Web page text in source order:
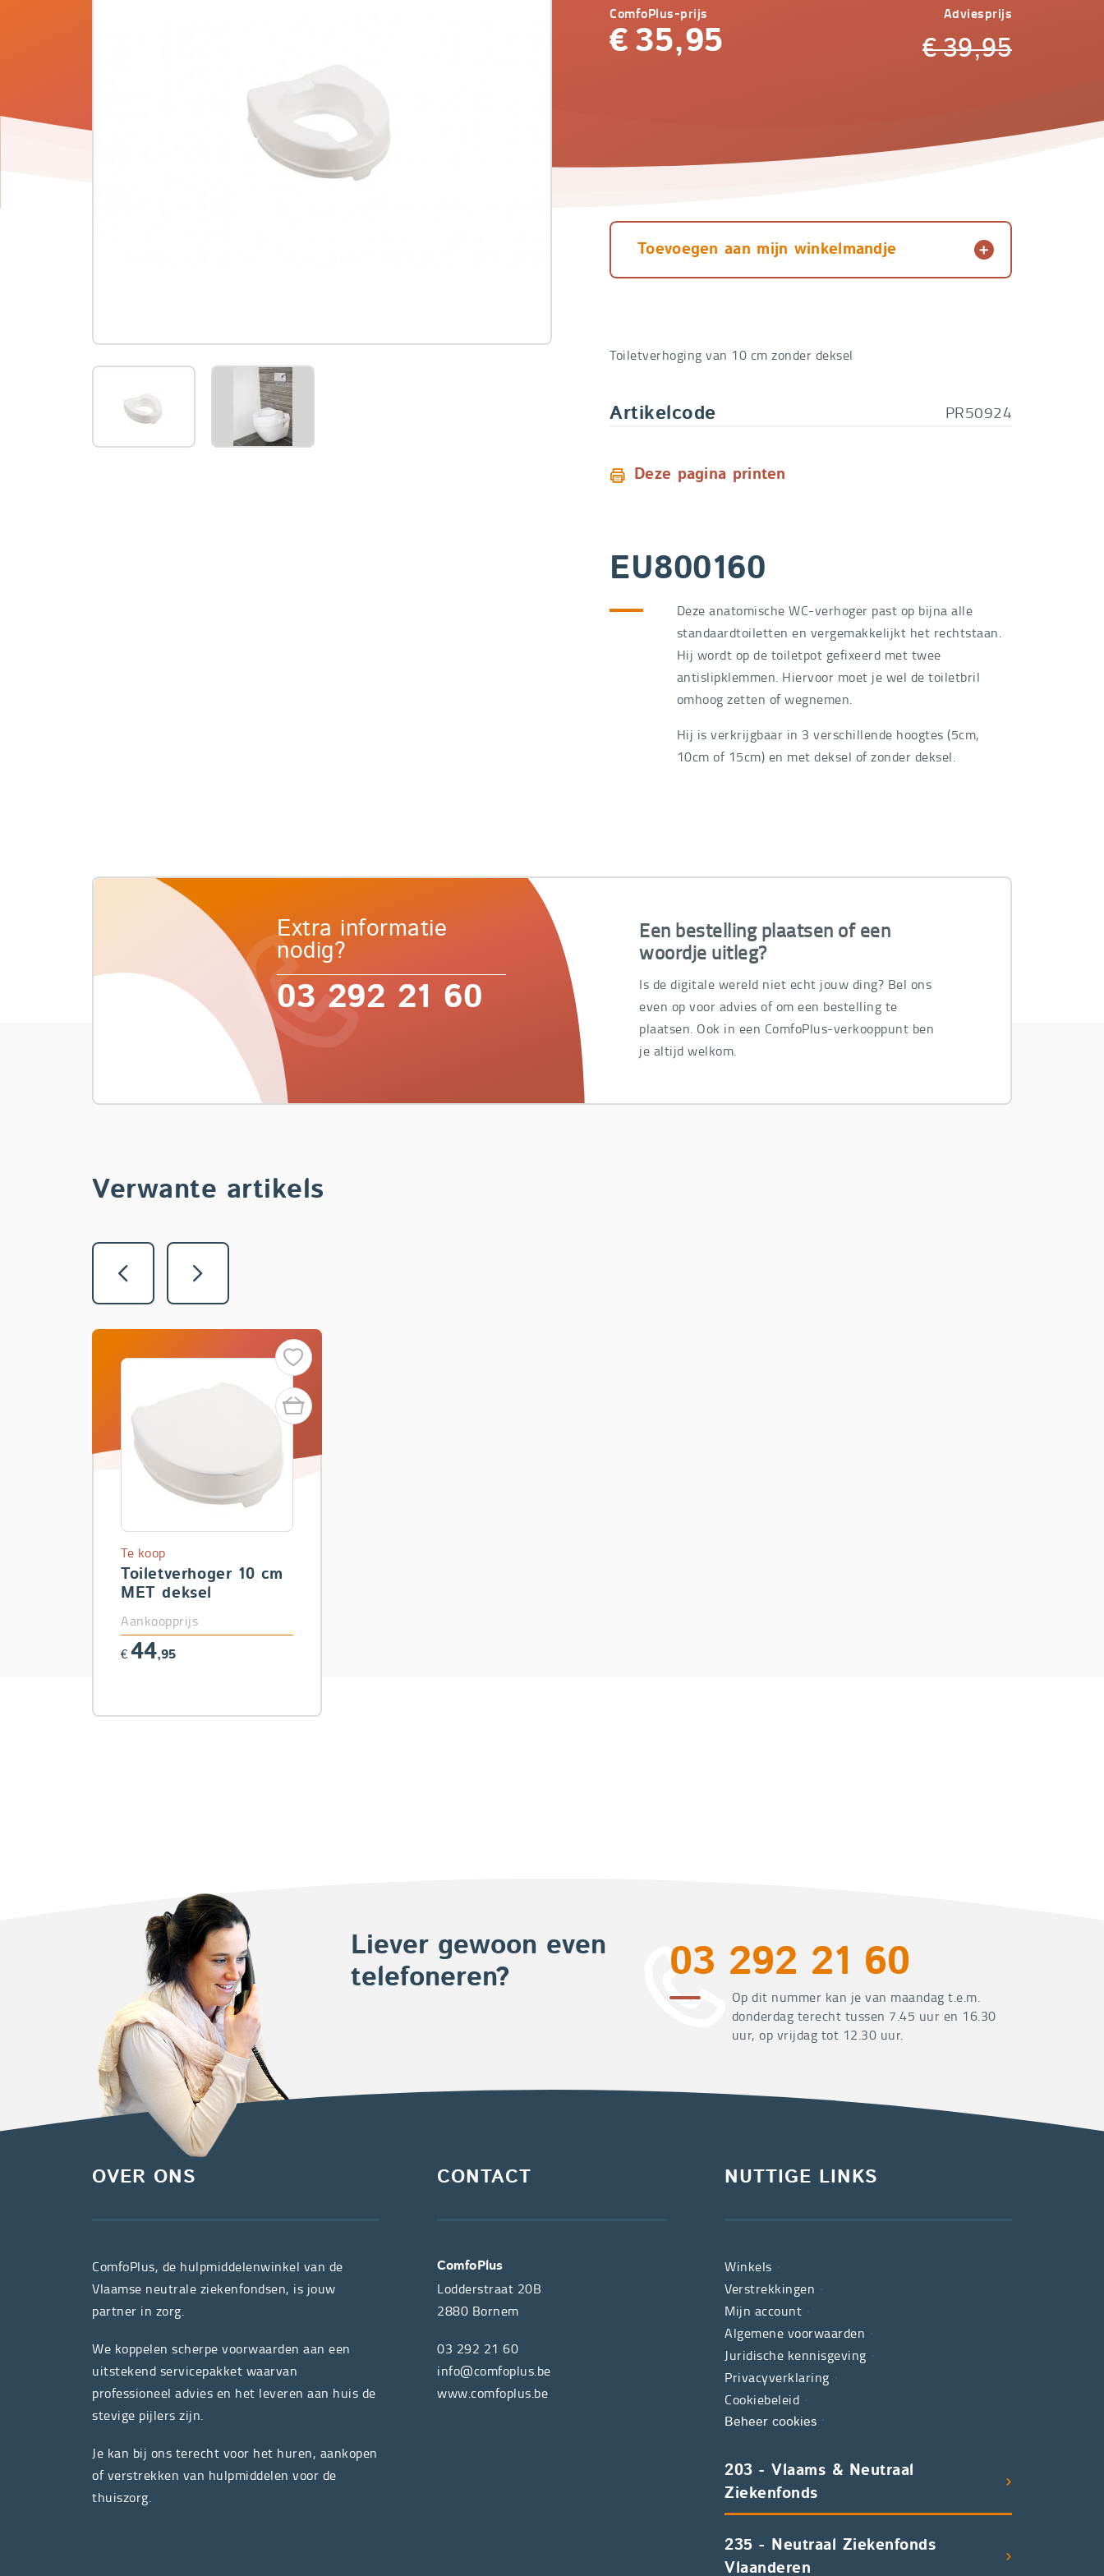
ComfoPlus-prijs
€ 35,95
Adviesprijs
€39,95
Toiletverhoger
10
cm
ZND
Toevoegen aan mijn winkelmandje
Toiletverhoging van 10 cm zonder deksel
Artikelcode PR50924
Deze pagina printen
EU800160
Deze anatomische WC-verhoger past op bijna alle
standaardtoiletten en vergemakkelijkt het rechtstaan.
Hij wordt op de toiletpot gefixeerd met twee
antislipklemmen. Hiervoor moet je wel de toiletbril
omhoog zetten of wegnemen.
Hij is verkrijgbaar in 3 verschillende hoogtes (5cm,
10cm of 15cm) en met deksel of zonder deksel.
Extra informatie
nodig?
03 292 21 60
Een bestelling plaatsen of een
woordje uitleg?
Is de digitale wereld niet echt jouw ding? Bel ons
even op voor advies of om een bestelling te
plaatsen. Ook in een ComfoPlus-verkooppunt ben
je altijd welkom.
Verwante artikels
Vorige Volgende
Toiletverhoger 10 cm
MET deksel
Te koop
Aankoopprijs
€ 44,95
Liever gewoon even
telefoneren?
03 292 21 60
Op dit nummer kan je van maandag t.e.m.
donderdag terecht tussen 7.45 uur en 16.30
uur, op vrijdag tot 12.30 uur.
OVER ONS
ComfoPlus, de hulpmiddelenwinkel van de
Vlaamse neutrale ziekenfondsen, is jouw
partner in zorg.
We koppelen scherpe voorwaarden aan een
uitstekend servicepakket waarvan
professioneel advies en het leveren aan huis de
stevige pijlers zijn.
Je kan bij ons terecht voor het huren, aankopen
of verstrekken van hulpmiddelen voor de
thuiszorg.
CONTACT
ComfoPlus
Lodderstraat 20B
2880 Bornem
03 292 21 60
info@comfoplus.be
www.comfoplus.be
NUTTIGE LINKS
Winkels
Verstrekkingen
Mijn account
Algemene voorwaarden
Juridische kennisgeving
Privacyverklaring
Cookiebeleid
Beheer cookies
203 - Vlaams & Neutraal
Ziekenfonds
235 - Neutraal Ziekenfonds
Vlaanderen